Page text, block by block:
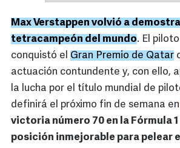
Max Verstappen volvió a
tetracampeón del mundo. El
conquistó el Gran Premio de Qatar
actuación contundente y, con ello,
la lucha por el título mundial de
definirá el próximo fin de semana en
victoria número 70 en la Fórmula
posición inmejorable para pelear